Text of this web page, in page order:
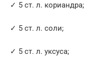
✓ 5 ст. л. кориандра;
✓ 5 ст. л. соли;
✓ 5 ст. л. уксуса;